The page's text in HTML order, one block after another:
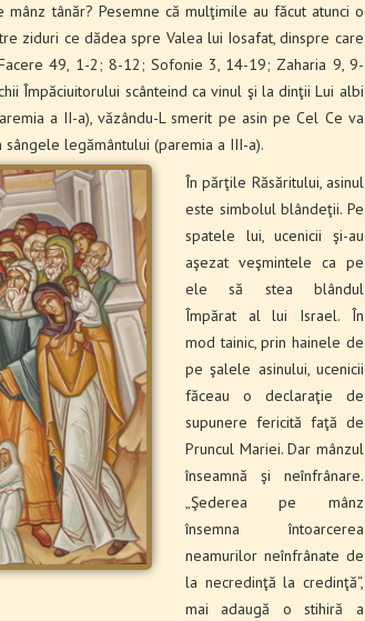
tânăr? Pesemne că mulţimile au făcut atunci o
ziduri ce dădea spre Valea lui Iosafat, dinspre care
49, 1-2; 8-12; Sofonie 3, 14-19; Zaharia 9, 9-
Împăciuitorului scânteind ca vinul şi la dinţii Lui albi
a II-a), văzându-L smerit pe asin pe Cel Ce va
legământului (paremia a III-a).
În părţile Răsăritului, asinul
este simbolul blândeţii. Pe
spatele lui, ucenicii şi-au
aşezat veşmintele ca pe
ele să stea blândul
Împărat al lui Israel. În
mod tainic, prin hainele de
pe şalele asinului, ucenicii
făceau o declaraţie de
supunere fericită faţă de
Pruncul Mariei. Dar mânzul
înseamnă şi neînfrânare.
„Şederea pe mânz
însemna întoarcerea
neamurilor neînfrânate de
la necredinţă la credinţă“,
mai adaugă o stihiră a